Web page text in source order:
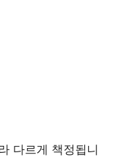
다르게 책정됩니